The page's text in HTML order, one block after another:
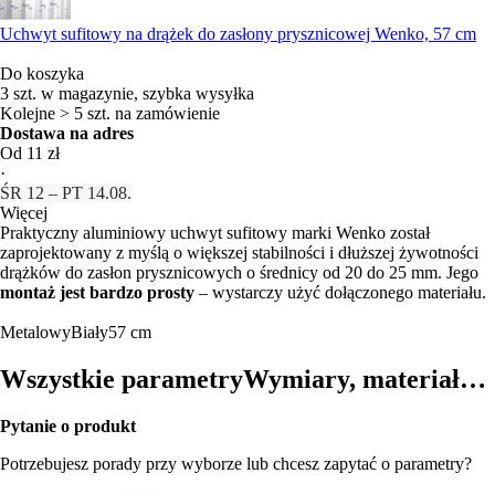
Uchwyt sufitowy na drążek do zasłony prysznicowej Wenko, 57 cm
Do koszyka
3 szt. w magazynie, szybka wysyłka
Kolejne > 5 szt. na zamówienie
Dostawa na adres
Od 11 zł
·
ŚR 12 – PT 14.08.
Więcej
Praktyczny aluminiowy uchwyt sufitowy marki Wenko został
zaprojektowany z myślą o większej stabilności i dłuższej żywotności
drążków do zasłon prysznicowych o średnicy od 20 do 25 mm. Jego
montaż jest bardzo prosty – wystarczy użyć dołączonego materiału.
MetalowyBiały57 cm
Wszystkie parametryWymiary, materiał…
Pytanie o produkt
Potrzebujesz porady przy wyborze lub chcesz zapytać o parametry?